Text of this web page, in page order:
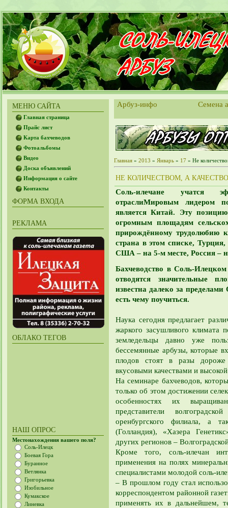
МЕНЮ САЙТА
Главная страница
Прайс лист
Карта бахчеводов
Фотоальбомы
Видео
Доска объявлений
Информация о сайте
Контакты
ФОРМА ВХОДА
РЕКЛАМА
ОБЛАКО ТЕГОВ
НАШ ОПРОС
Местонахождения вашего поля?
Соль-Илецк
Боевая Гора
Буранное
Ветлянка
Григорьевка
Изобильное
Кумакское
Линевка
Арбуз-инфо Семена
Главная » 2013 » Январь » 17 » Не
НЕ КОЛИЧЕСТВОМ, А
Соль-илечане учатся
отраслиМировым лидером по
является Китай. Эту
огромным площадям
прирождённому трудолюбию
страна в этом списке, Турция,
США – на 5-м месте, Россия –
Бахчеводство в Соль-
отводятся значительные
известна далеко за
есть чему поучиться.
Наука сегодня предлагает
жаркого засушливого климата
земледельцы давно уже
бессемянные арбузы, которые
плодов стоят в разы
вкусовыми качествами и
На семинаре бахчеводов,
только об этом достижении
особенностях их
представители
оренбургского филиала, а
(Голландия), «Хазера
других регионов –
Кроме того, соль-илечан
применения на полях
специалистами молодой соль-
– В прошлом году стал
корреспондентом районной
применять их в дальнейшем,